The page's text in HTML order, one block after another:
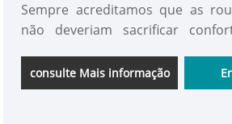
Sempre acreditamos que as
não deveriam sacrificar
melhorar continuamente as
De todas as categorias que
consulte Mais informação